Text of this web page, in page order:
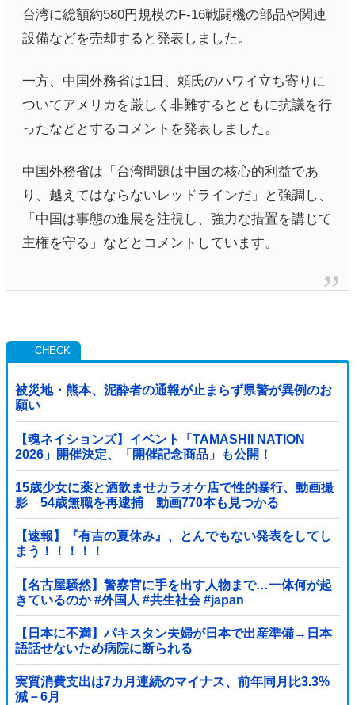
台湾に総額約580円規模のF-16戦闘機の部品や関連
設備などを売却すると発表しました。
一方、中国外務省は1日、頼氏のハワイ立ち寄りに
ついてアメリカを厳しく非難するとともに抗議を行
ったなどとするコメントを発表しました。
中国外務省は「台湾問題は中国の核心的利益であ
り、越えてはならないレッドラインだ」と強調し、
「中国は事態の進展を注視し、強力な措置を講じて
主権を守る」などとコメントしています。
被災地・熊本、泥酔者の通報が止まらず県警が異例のお
願い
【魂ネイションズ】イベント「TAMASHII NATION
2026」開催決定、「開催記念商品」も公開！
15歳少女に薬と酒飲ませカラオケ店で性的暴行、動画撮
影 54歳無職を再逮捕 動画770本も見つかる
【速報】『有吉の夏休み』、とんでもない発表をしてし
まう！！！！！
【名古屋騒然】警察官に手を出す人物まで…一体何が起
きているのか #外国人 #共生社会 #japan
【日本に不満】パキスタン夫婦が日本で出産準備→日本
語話せないため病院に断られる
実質消費支出は7カ月連続のマイナス、前年同月比3.3%
減－6月